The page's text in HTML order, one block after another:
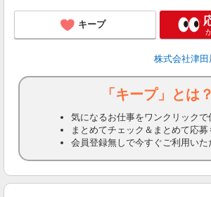
キープ
株式会社津田
「キープ」とは？
気になるお仕事をワンクリックで
まとめてチェック＆まとめて応募
会員登録無しで今すぐご利用いた